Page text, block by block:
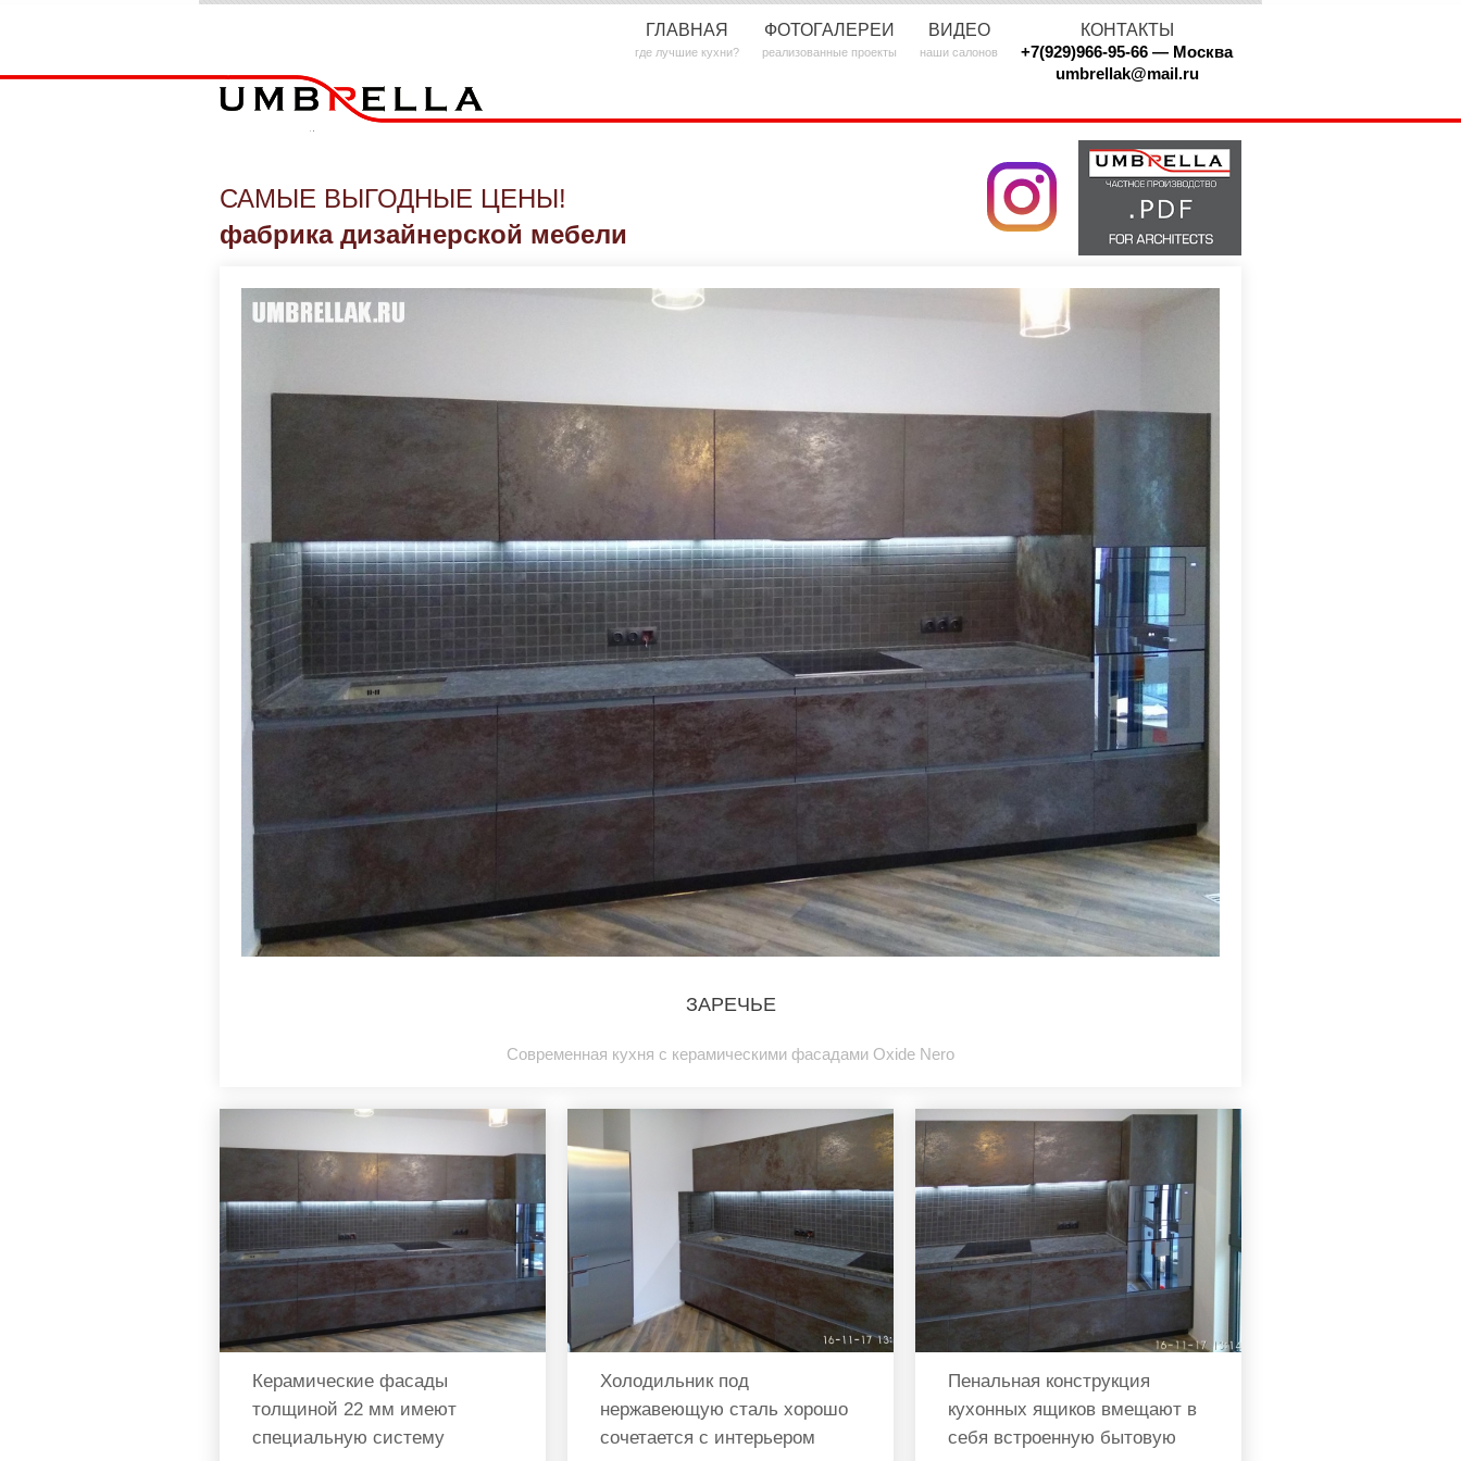
ГЛАВНАЯ
где лучшие кухни?
ФОТОГАЛЕРЕИ
реализованные проекты
ВИДЕО
наши салонов
КОНТАКТЫ
+7(929)966-95-66 — Москва
umbrellak@mail.ru
САМЫЕ ВЫГОДНЫЕ ЦЕНЫ!
фабрика дизайнерской мебели
ЗАРЕЧЬЕ
Современная кухня с керамическими фасадами Oxide Nero
Керамические фасады
толщиной 22 мм имеют
специальную систему
Холодильник под
нержавеющую сталь хорошо
сочетается с интерьером
Пенальная конструкция
кухонных ящиков вмещают в
себя встроенную бытовую